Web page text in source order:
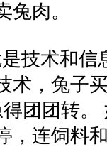
肉。
术和信
术，兔子
团团转。
，连饲料